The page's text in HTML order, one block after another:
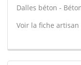
Dalles béton -
Voir la fiche artisan